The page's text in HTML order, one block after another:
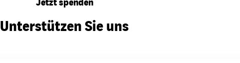
Unterstützen Sie uns